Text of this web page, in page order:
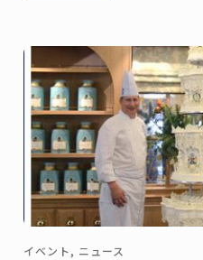
イベント, ニュース